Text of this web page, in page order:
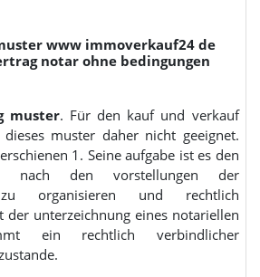
www immoverkauf24 de
notar ohne bedingungen
muster. Für den kauf und verkauf
muster daher nicht geeignet.
1. Seine aufgabe ist es den
nach den vorstellungen der
zu organisieren und rechtlich
der unterzeichnung eines notariellen
ein rechtlich verbindlicher